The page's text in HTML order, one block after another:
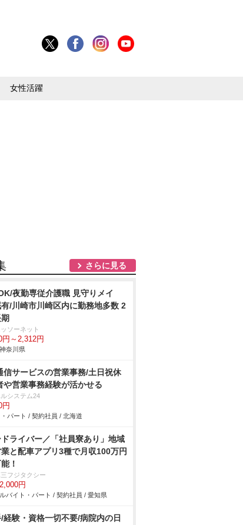
女性活躍
さらに見る
夜勤専従介護職 見守りメイ
有/川崎市川崎区内に勤務地多数 2
ソーネット
～2,312円
奈川県
信サービスの営業事務/土日祝休
や営業事務経験が活かせる
システム24
円
パート / 契約社員 / 北海道
ライバー／「社員寮あり」地域
と配車アプリ3種で月収100万円
！
フジタクシー
円
バイト・パート / 契約社員 / 愛知県
経験・資格一切不要/病院内の日